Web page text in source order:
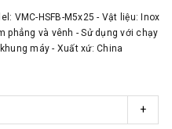
VMC-HSFB-M5x25 - Vật liệu: Inox
phẳng và vênh - Sử dụng với chạy
máy - Xuất xứ: China
+